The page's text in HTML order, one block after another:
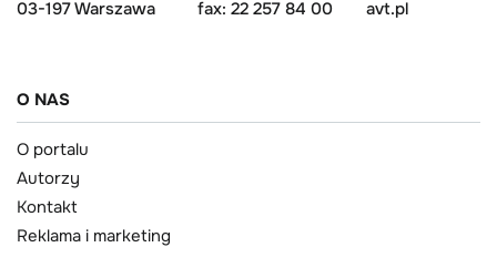
03-197 Warszawa
fax: 22 257 84 00
avt.pl
O NAS
O portalu
Autorzy
Kontakt
Reklama i marketing